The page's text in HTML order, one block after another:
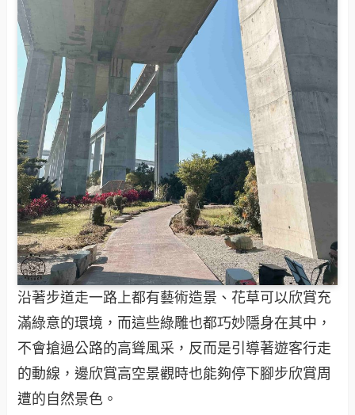
沿著步道走一路上都有藝術造景、花草可以欣賞充
滿綠意的環境，而這些綠雕也都巧妙隱身在其中，
不會搶過公路的高聳風采，反而是引導著遊客行走
的動線，邊欣賞高空景觀時也能夠停下腳步欣賞周
遭的自然景色。